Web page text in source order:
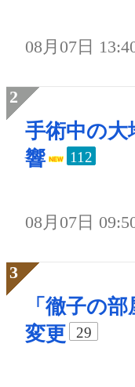
08月07日
手術中の大
響
112
08月07日
「徹子の
変更
29